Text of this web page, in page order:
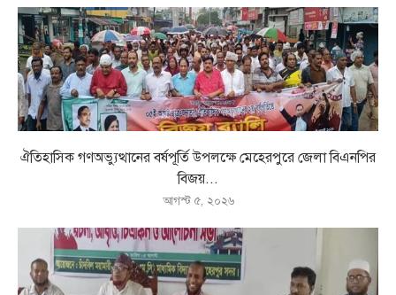
ঐতিহাসিক গণঅভ্যুত্থানের বর্ষপূর্তি উপলক্ষে মেহেরপুরে জেলা বিএনপির
বিজয়...
আগস্ট ৫, ২০২৬